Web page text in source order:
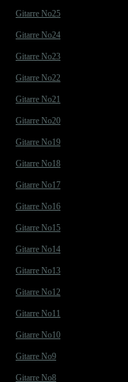
Gitarre No25
Gitarre No24
Gitarre No23
Gitarre No22
Gitarre No21
Gitarre No20
Gitarre No19
Gitarre No18
Gitarre No17
Gitarre No16
Gitarre No15
Gitarre No14
Gitarre No13
Gitarre No12
Gitarre No11
Gitarre No10
Gitarre No9
Gitarre No8